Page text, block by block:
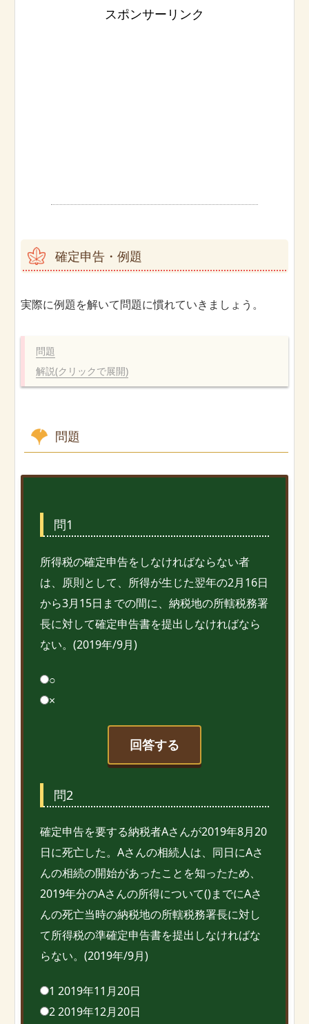
スポンサーリンク
確定申告・例題
実際に例題を解いて問題に慣れていきましょう。
問題
解説(クリックで展開)
問題
問1
所得税の確定申告をしなければならない者
は、原則として、所得が生じた翌年の2月16日
から3月15日までの間に、納税地の所轄税務署
長に対して確定申告書を提出しなければなら
ない。(2019年/9月)
○
×
回答する
問2
確定申告を要する納税者Aさんが2019年8月20
日に死亡した。Aさんの相続人は、同日にAさ
んの相続の開始があったことを知ったため、
2019年分のAさんの所得について()までにAさ
んの死亡当時の納税地の所轄税務署長に対し
て所得税の準確定申告書を提出しなければな
らない。(2019年/9月)
1 2019年11月20日
2 2019年12月20日